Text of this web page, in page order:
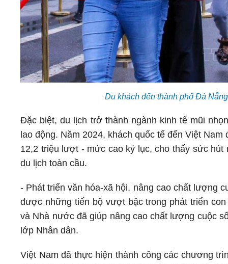
Du khách đến thành phố Đà
Đặc biệt, du lịch trở thành ngành kinh tế mũi
lao động. Năm 2024, khách quốc tế đến Việt
12,2 triệu lượt - mức cao kỷ lục, cho thấy sức
du lịch toàn cầu.
- Phát triển văn hóa-xã hội, nâng cao chất lượng
được những tiến bộ vượt bậc trong phát triển
và Nhà nước đã giúp nâng cao chất lượng cuộc
lớp Nhân dân.
Việt Nam đã thực hiện thành công các chương